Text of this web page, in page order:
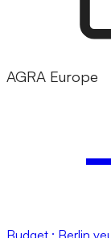
AGRA Europe
Budget : Berlin